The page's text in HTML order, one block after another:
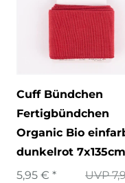
Cuff Bündchen
Fertigbündchen
Organic Bio
dunkelrot 7x135cm
UVP
5,95 € *